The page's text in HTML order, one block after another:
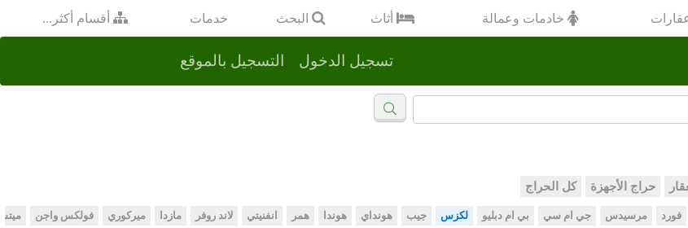
خادمات وعمالة أثاث البحث خدمات أقسام أكثر...
التسجيل بالموقع تسجيل الدخول
حراج الأجهزة كل الحراج
فورد مرسيدس جي ام سي بي ام دبليو لكزس جيب هونداي هوندا همر انفنيتي لاند روفر مازدا ميركوري فولكس واجن